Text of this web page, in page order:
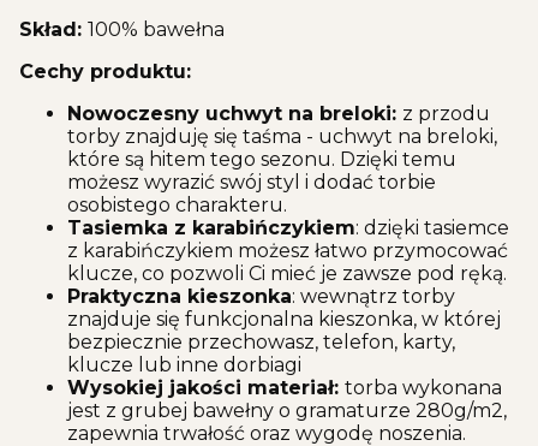
Skład: 100% bawełna
Cechy produktu:
Nowoczesny uchwyt na breloki: z przodu
torby znajduję się taśma - uchwyt na breloki,
które są hitem tego sezonu. Dzięki temu
możesz wyrazić swój styl i dodać torbie
osobistego charakteru.
Tasiemka z karabińczykiem: dzięki tasiemce
z karabińczykiem możesz łatwo przymocować
klucze, co pozwoli Ci mieć je zawsze pod ręką.
Praktyczna kieszonka: wewnątrz torby
znajduje się funkcjonalna kieszonka, w której
bezpiecznie przechowasz, telefon, karty,
klucze lub inne dorbiagi
Wysokiej jakości materiał: torba wykonana
jest z grubej bawełny o gramaturze 280g/m2,
zapewnia trwałość oraz wygodę noszenia.